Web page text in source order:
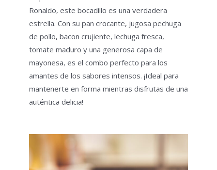
Ronaldo, este bocadillo es una verdadera
estrella. Con su pan crocante, jugosa pechuga
de pollo, bacon crujiente, lechuga fresca,
tomate maduro y una generosa capa de
mayonesa, es el combo perfecto para los
amantes de los sabores intensos. ¡Ideal para
mantenerte en forma mientras disfrutas de una
auténtica delicia!